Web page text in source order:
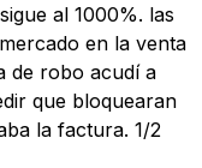
al 1000%. las
en la venta
de robo acudí a
que bloquearan
la factura. 1/2